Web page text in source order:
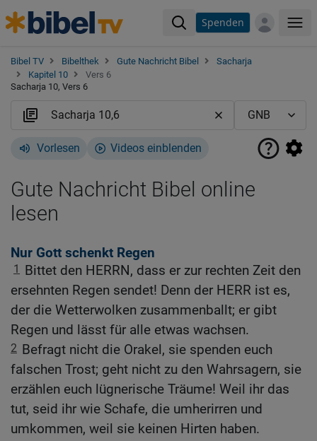
Spenden
Bibel TV Bibelthek Gute Nachricht Bibel
Sacharja
Kapitel 10
Vers 6
Sacharja 10, Vers 6
Vorlesen Videos einblenden
Gute Nachricht Bibel online
lesen
Nur Gott schenkt Regen
1
Bittet den HERRN, dass er zur rechten Zeit den
ersehnten Regen sendet! Denn der HERR ist es,
der die Wetterwolken zusammenballt; er gibt
Regen und lässt für alle etwas wachsen.
2 Befragt nicht die Orakel, sie spenden euch
falschen Trost; geht nicht zu den Wahrsagern, sie
erzählen euch lügnerische Träume! Weil ihr das
tut, seid ihr wie Schafe, die umherirren und
umkommen, weil sie keinen Hirten haben.